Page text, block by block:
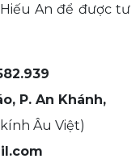
An để được tư
P. An Khánh,
Âu Việt)